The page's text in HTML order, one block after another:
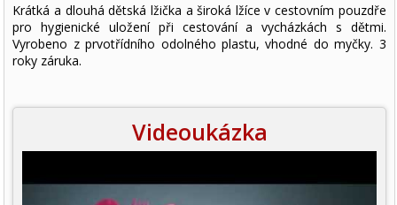
Krátká a dlouhá dětská lžička a široká lžíce v cestovním pouzdře
pro hygienické uložení při cestování a vycházkách s dětmi.
Vyrobeno z prvotřídního odolného plastu, vhodné do myčky. 3
roky záruka.
Videoukázka